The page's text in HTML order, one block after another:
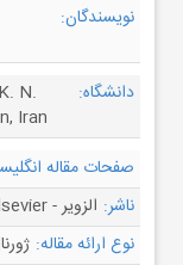
نویسندگان:
دانشگاه:
N.
Iran
صفحات مقاله
ناشر: الزویر - Elsevier
نوع ارائه مقاله: